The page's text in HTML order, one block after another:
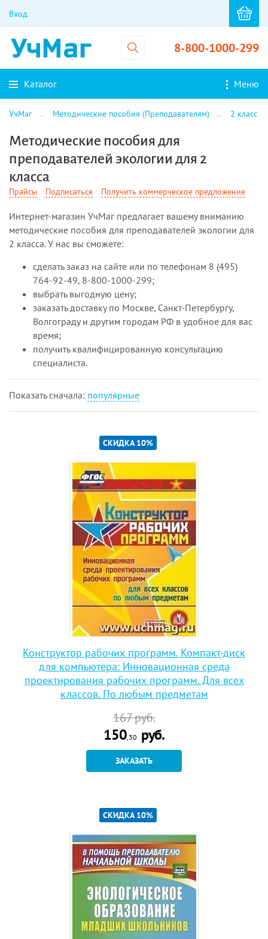
Вход
8-800-1000-299
Каталог Меню
УчМаг Методические пособия (Преподавателям) 2 класс
Методические пособия для
преподавателей экологии для 2
класса
Прайсы Подписаться Получить коммерческое предложение
Интернет-магазин УчМаг предлагает вашему вниманию
методические пособия для преподавателей экологии для
2 класса. У нас вы сможете:
сделать заказ на сайте или по телефонам 8 (495)
764-92-49, 8-800-1000-299;
выбрать выгодную цену;
заказать доставку по Москве, Санкт-Петербургу,
Волгограду и другим городам РФ в удобное для вас
время;
получить квалифицированную консультацию
специалиста.
Показать cначала: популярные
СКИДКА 10%
Конструктор рабочих программ. Компакт-диск
для компьютера: Инновационная среда
проектирования рабочих программ. Для всех
классов. По любым предметам
167руб.
150,30 руб.
ЗАКАЗАТЬ
СКИДКА 10%